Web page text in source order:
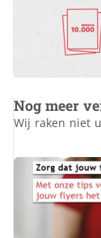
Nog meer
Wij raken niet